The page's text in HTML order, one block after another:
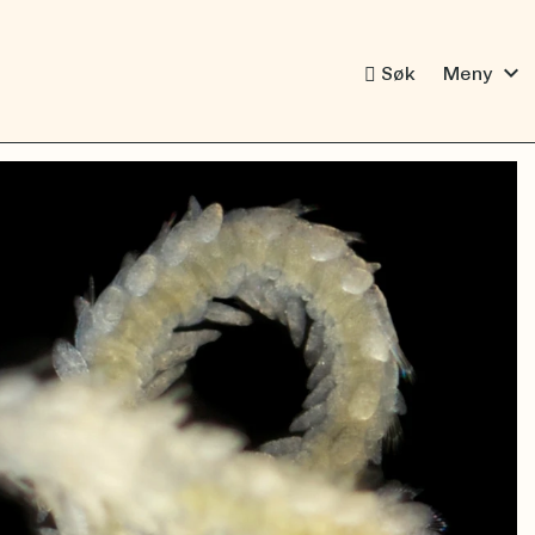
Søk Meny expand_more